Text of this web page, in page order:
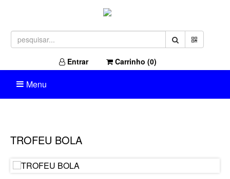
Entrar Carrinho (0)
Menu
TROFEU BOLA